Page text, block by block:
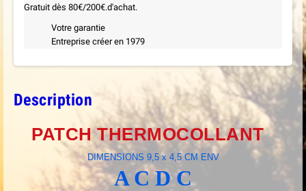
Gratuit dès 80€/200€.d'achat.
Votre garantie
Entreprise créer en 1979
Description
PATCH THERMOCOLLANT
DIMENSIONS 9,5 x 4,5 CM ENV
A C D C